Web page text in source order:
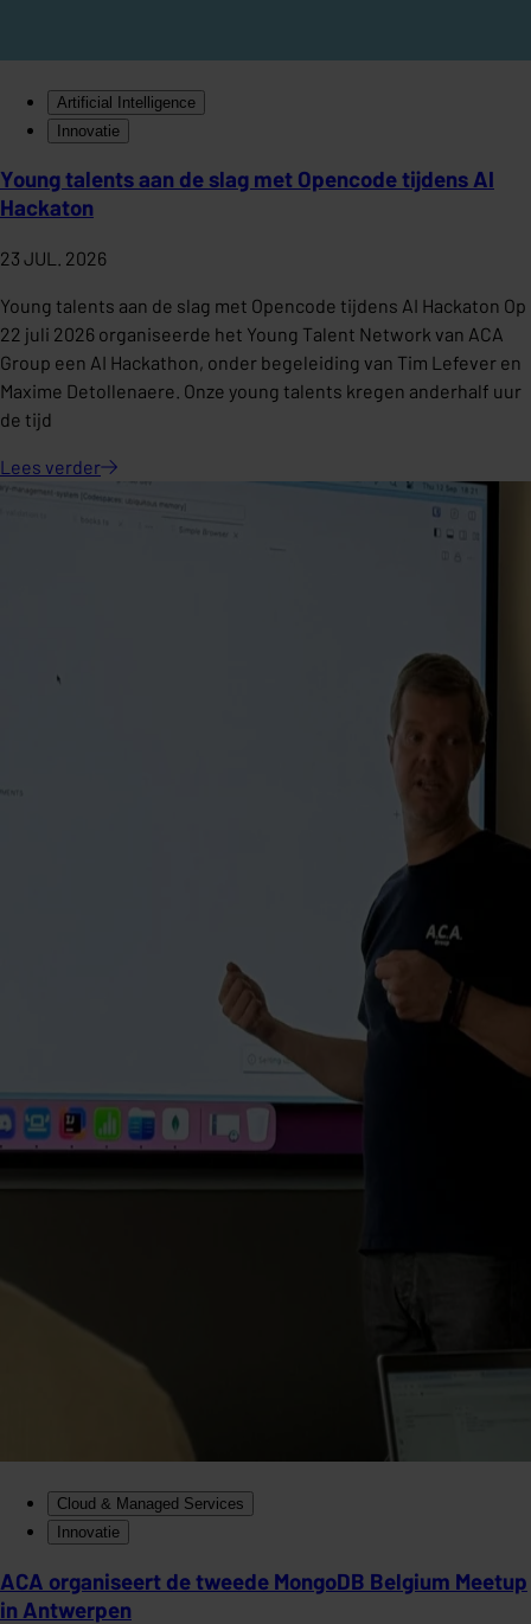
Artificial Intelligence
Innovatie
Young talents aan de slag met Opencode tijdens AI
Hackaton
23 JUL. 2026
Young talents aan de slag met Opencode tijdens AI Hackaton Op
22 juli 2026 organiseerde het Young Talent Network van ACA
Group een AI Hackathon, onder begeleiding van Tim Lefever en
Maxime Detollenaere. Onze young talents kregen anderhalf uur
de tijd
Lees verder
Cloud & Managed Services
Innovatie
ACA organiseert de tweede MongoDB Belgium Meetup
in Antwerpen